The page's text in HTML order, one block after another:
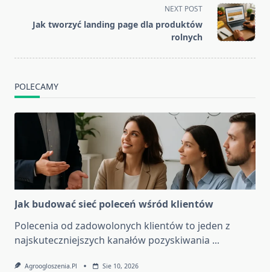
reader-
NEXT POST
Jak tworzyć landing page dla produktów
rolnych
POLECAMY
Jak budować sieć poleceń wśród klientów
Polecenia od zadowolonych klientów to jeden z
najskuteczniejszych kanałów pozyskiwania ...
Agroogloszenia.pl Sie 10, 2026